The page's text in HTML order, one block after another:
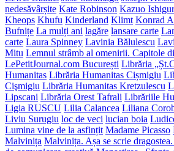
nedesăvârșite Kate Robinson Kazuo
Kheops Khufu Kinderland Klimt Konrad
Bufnițe La mulți ani lagăre lansare carte
carte Laura Spinney Lavinia Bălulescu
Mitu Lemnul strâmb al omenirii. Capitole
LePetitJournal.com București Librăria
Humanitas Librăria Humanitas Cișmigiu
Cişmigiu Librăria Humanitas Kretzulescu
Lipscani Librăria Orest Tafrali Librăriile
Ligia RUSCU Lilia Calancea Liliana
Liviu Surugiu loc de veci lucian boia
Lumina vine de la asfințit Madame Picasso
Malvinița Malvinița. Așa se scrie